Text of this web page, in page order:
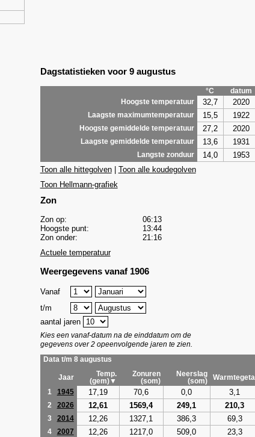
Dagstatistieken voor 9 augustus
°C
datum
Hoogste temperatuur
32,7 2020
Laagste maximumtemperatuur 15,5 1922
Hoogste gemiddelde temperatuur 27,2 2020
Laagste gemiddelde temperatuur 13,6 1931
Langste zonduur 14,0
1953
Toon alle hittegolven| Toon alle koudegolven
Toon Hellmann-grafiek
Zon
Zon op:
06:13
Hoogste punt:
13:44
Zon onder:
21:16
Actuele temperatuur
Weergegevens vanaf 1906
Vanaf
t/m
aantal jaren
Kies een vanaf-datum na de einddatum om de
gegevens over 2 opeenvolgende jaren te zien.
Data t/m 8 augustus
Jaar
Temp.
(gem)▼
Zonuren
(som)
Neerslag
(som)
Warmtegetal
1
1945 17,19 70,6 0,0 3,1
2 2026 12,61 1569,4 249,1 210,3
3 2014 12,26 1327,1 386,3 69,3
4 2007 12,26 1217,0 509,0 23,3